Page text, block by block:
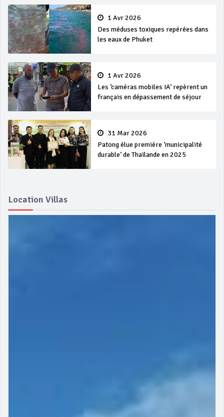
1 Avr 2026
Des méduses toxiques repérées dans
les eaux de Phuket
1 Avr 2026
Les ‘caméras mobiles IA’ repèrent un
français en dépassement de séjour
31 Mar 2026
Patong élue première ‘municipalité
durable’ de Thaïlande en 2025
Location Villas